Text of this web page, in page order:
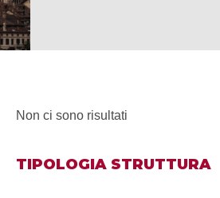
Non ci sono risultati
TIPOLOGIA STRUTTURA